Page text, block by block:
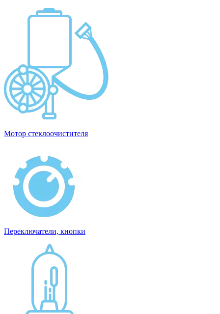
Мотор стеклоочистителя
Переключатели, кнопки